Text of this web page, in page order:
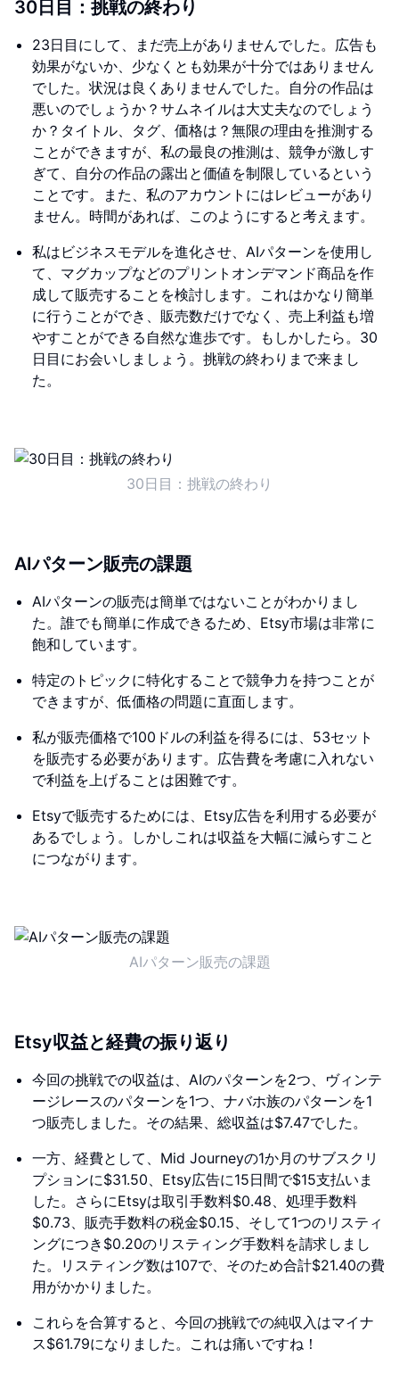
30日目：挑戦の終わり
23日目にして、まだ売上がありませんでした。広告も
効果がないか、少なくとも効果が十分ではありません
でした。状況は良くありませんでした。自分の作品は
悪いのでしょうか？サムネイルは大丈夫なのでしょう
か？タイトル、タグ、価格は？無限の理由を推測する
ことができますが、私の最良の推測は、競争が激しす
ぎて、自分の作品の露出と価値を制限しているという
ことです。また、私のアカウントにはレビューがあり
ません。時間があれば、このようにすると考えます。
私はビジネスモデルを進化させ、AIパターンを使用し
て、マグカップなどのプリントオンデマンド商品を作
成して販売することを検討します。これはかなり簡単
に行うことができ、販売数だけでなく、売上利益も増
やすことができる自然な進歩です。もしかしたら。30
日目にお会いしましょう。挑戦の終わりまで来まし
た。
30日目：挑戦の終わり
AIパターン販売の課題
AIパターンの販売は簡単ではないことがわかりまし
た。誰でも簡単に作成できるため、Etsy市場は非常に
飽和しています。
特定のトピックに特化することで競争力を持つことが
できますが、低価格の問題に直面します。
私が販売価格で100ドルの利益を得るには、53セット
を販売する必要があります。広告費を考慮に入れない
で利益を上げることは困難です。
Etsyで販売するためには、Etsy広告を利用する必要が
あるでしょう。しかしこれは収益を大幅に減らすこと
につながります。
AIパターン販売の課題
Etsy収益と経費の振り返り
今回の挑戦での収益は、AIのパターンを2つ、ヴィンテ
ージレースのパターンを1つ、ナバホ族のパターンを1
つ販売しました。その結果、総収益は$7.47でした。
一方、経費として、Mid Journeyの1か月のサブスクリ
プションに$31.50、Etsy広告に15日間で$15支払いま
した。さらにEtsyは取引手数料$0.48、処理手数料
$0.73、販売手数料の税金$0.15、そして1つのリスティ
ングにつき$0.20のリスティング手数料を請求しまし
た。リスティング数は107で、そのため合計$21.40の費
用がかかりました。
これらを合算すると、今回の挑戦での純収入はマイナ
ス$61.79になりました。これは痛いですね！